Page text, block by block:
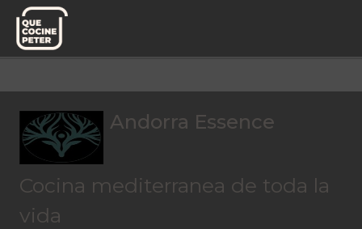
Menú del día
Andorra Essence
Cocina mediterranea de toda la
vida